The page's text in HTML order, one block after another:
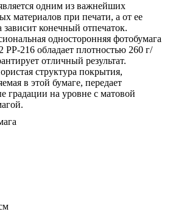
одним из важнейших
материалов при печати, а от ее
зависит конечный отпечаток.
односторонняя фотобумага
PP-216 обладает плотностью 260 г/
отличный результат.
структура покрытия,
в этой бумаге, передает
градации на уровне с матовой